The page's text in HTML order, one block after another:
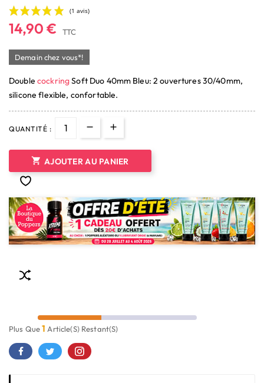
(1 avis)
14,90 € TTC
Demain chez vous*!
Double cockringSoft Duo 40mm Bleu: 2 ouvertures 30/40mm,
silicone flexible, confortable.
QUANTITÉ :
 AJOUTER AU PANIER
Plus Que1 Article(s) Restant(s)